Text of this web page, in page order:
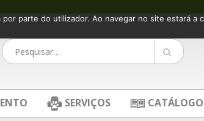
SERVIÇOS
parte do utilizador. Ao navegar no site estará a